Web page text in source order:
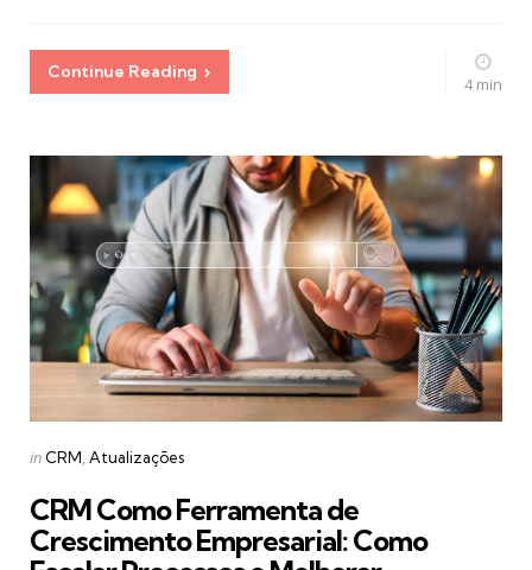
Continue Reading
4 min
Categories
Posted
in CRM Atualizações
CRM Como Ferramenta de
Crescimento Empresarial: Como